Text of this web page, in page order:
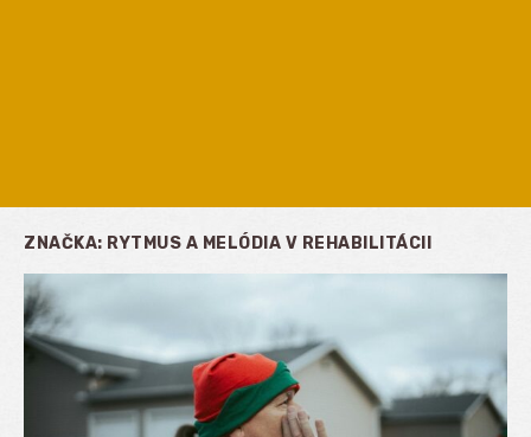
ZNAČKA: RYTMUS A MELÓDIA V REHABILITÁCII